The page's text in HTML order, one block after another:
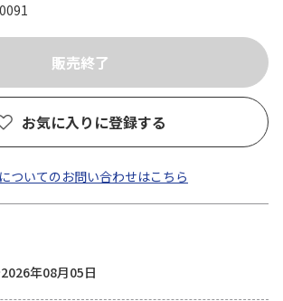
お気に入りに登録する
ついてのお問い合わせはこちら
年08月05日